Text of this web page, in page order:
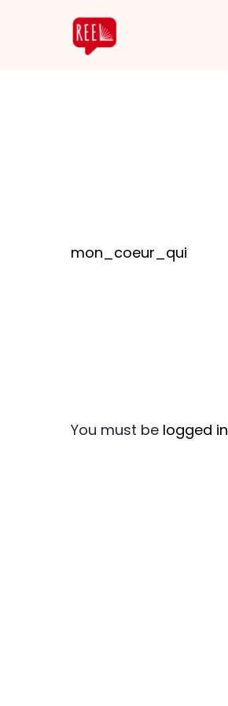
mon_coeur_qui
You must be logged in